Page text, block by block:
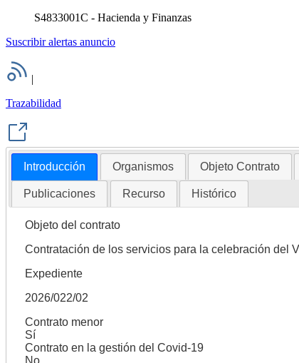
S4833001C - Hacienda y Finanzas
Suscribir alertas anuncio
|
Trazabilidad
Introducción Organismos Objeto Contrato
Publicaciones Recurso Histórico
Objeto del contrato
Contratación de los servicios para la celebración del
Expediente
2026/022/02
Contrato menor
Sí
Contrato en la gestión del Covid-19
No